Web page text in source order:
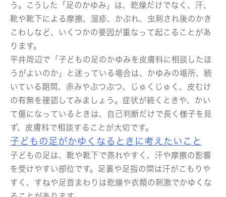
う。こうした「足のかゆみ」は、乾燥だけでなく、汗、
靴や靴下による摩擦、湿疹、かぶれ、虫刺され後のかき
こわしなど、いくつかの要因が重なって起こることがあ
ります。
平井周辺で「子どもの足のかゆみを皮膚科に相談したほ
うがよいのか」と迷っている場合は、かゆみの場所、続
いている期間、赤みやぶつぶつ、じゅくじゅく、皮むけ
の有無を確認してみましょう。症状が続くときや、かい
て傷になっているときは、自己判断だけで長く様子を見
ず、皮膚科で相談することが大切です。
子どもの足がかゆくなるときに考えたいこと
子どもの足は、靴や靴下で蒸れやすく、汗や摩擦の影響
を受けやすい部位です。足裏や足指の間は汗がこもりや
すく、すねや足首まわりは乾燥や衣類の刺激でかゆくな